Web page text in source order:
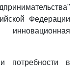
Федерации
потребности в